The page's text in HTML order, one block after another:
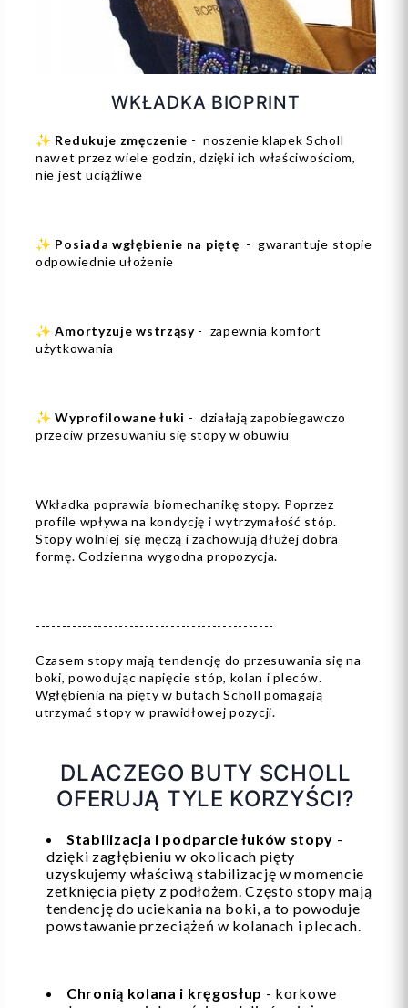
WKŁADKA BIOPRINT
✨ Redukuje zmęczenie - noszenie klapek Scholl
nawet przez wiele godzin, dzięki ich właściwościom,
nie jest uciążliwe
✨ Posiada wgłębienie na piętę - gwarantuje stopie
odpowiednie ułożenie
✨Amortyzuje wstrząsy- zapewnia komfort
użytkowania
✨Wyprofilowane łuki - działają zapobiegawczo
przeciw przesuwaniu się stopy w obuwiu
Wkładka poprawia biomechanikę stopy. Poprzez
profile wpływa na kondycję i wytrzymałość stóp.
Stopy wolniej się męczą i zachowują dłużej dobra
formę. Codzienna wygodna propozycja.
----------------------------------------------
Czasem stopy mają tendencję do przesuwania się na
boki, powodując napięcie stóp, kolan i pleców.
Wgłębienia na pięty w butach Scholl pomagają
utrzymać stopy w prawidłowej pozycji.
DLACZEGO BUTY SCHOLL
OFERUJĄ TYLE KORZYŚCI?
Stabilizacja i podparcie łuków stopy -
dzięki zagłębieniu w okolicach pięty
uzyskujemy właściwą stabilizację w momencie
zetknięcia pięty z podłożem. Często stopy mają
tendencję do uciekania na boki, a to powoduje
powstawanie przeciążeń w kolanach i plecach.
Chronią kolana i kręgosłup - korkowe